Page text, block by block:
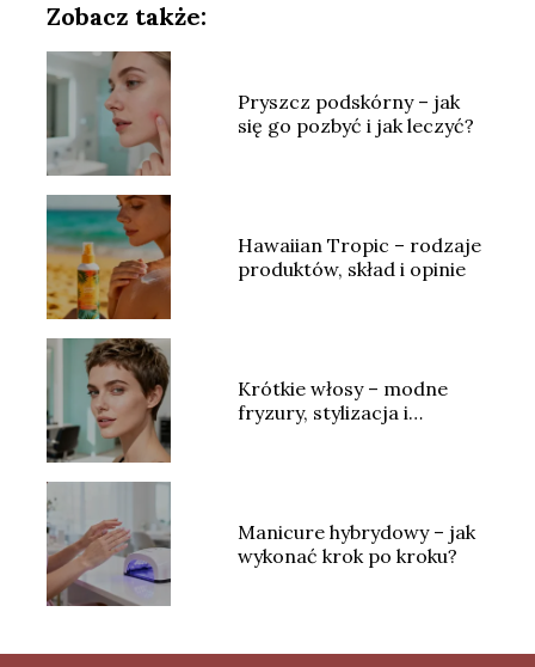
Zobacz także:
Pryszcz podskórny – jak
się go pozbyć i jak leczyć?
Hawaiian Tropic – rodzaje
produktów, skład i opinie
Krótkie włosy – modne
fryzury, stylizacja i
Manicure hybrydowy – jak
wykonać krok po kroku?